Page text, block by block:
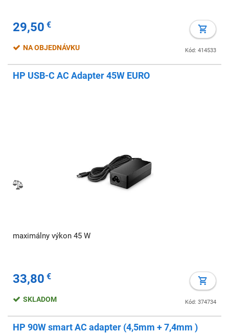
29,50 €
Kód: 414533
NA OBJEDNÁVKU
HP USB-C AC Adapter 45W EURO
maximálny výkon 45 W
33,80 €
Kód: 374734
SKLADOM
HP 90W smart AC adapter (4,5mm + 7,4mm )